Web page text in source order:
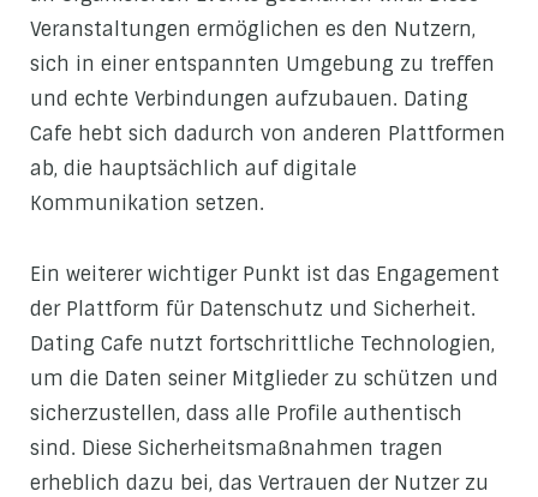
Veranstaltungen ermöglichen es den Nutzern,
sich in einer entspannten Umgebung zu treffen
und echte Verbindungen aufzubauen. Dating
Cafe hebt sich dadurch von anderen Plattformen
ab, die hauptsächlich auf digitale
Kommunikation setzen.
Ein weiterer wichtiger Punkt ist das Engagement
der Plattform für Datenschutz und Sicherheit.
Dating Cafe nutzt fortschrittliche Technologien,
um die Daten seiner Mitglieder zu schützen und
sicherzustellen, dass alle Profile authentisch
sind. Diese Sicherheitsmaßnahmen tragen
erheblich dazu bei, das Vertrauen der Nutzer zu